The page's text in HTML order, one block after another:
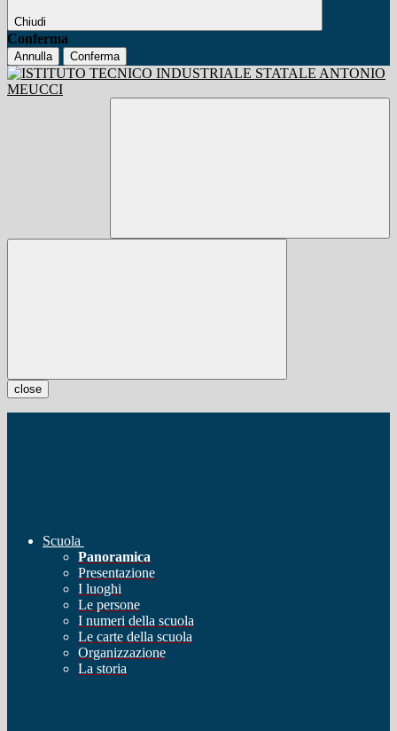
Chiudi
Conferma
Annulla Conferma
close
Scuola
Panoramica
Presentazione
I luoghi
Le persone
I numeri della scuola
Le carte della scuola
Organizzazione
La storia